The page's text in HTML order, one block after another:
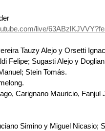
live/
Tauzy Alejo y Orsetti
Felipe; Sugasti Alejo y
Stein Tomás.
Carignano Mauricio,
Simino y Miguel Nicasio;